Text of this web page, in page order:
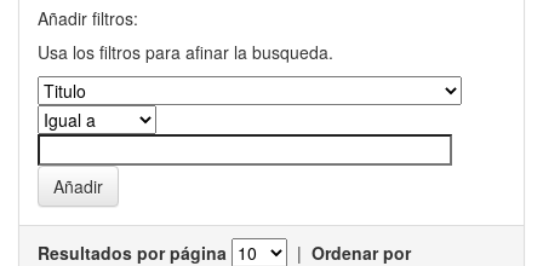
Añadir filtros:
Usa los filtros para afinar la busqueda.
Resultados por página | Ordenar por